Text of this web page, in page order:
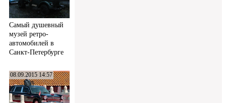
Самый душевный
музей ретро-
автомобилей в
Санкт-Петербурге
08.09.2015 14:57